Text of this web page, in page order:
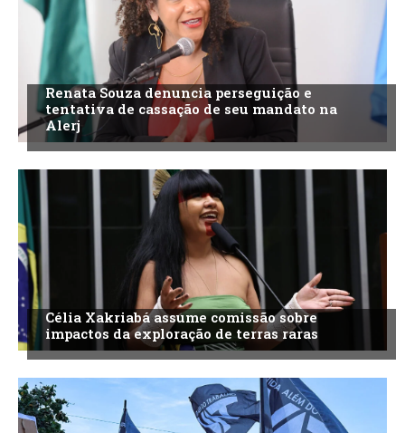
Renata Souza denuncia perseguição e
tentativa de cassação de seu mandato na
Alerj
Célia Xakriabá assume comissão sobre
impactos da exploração de terras raras